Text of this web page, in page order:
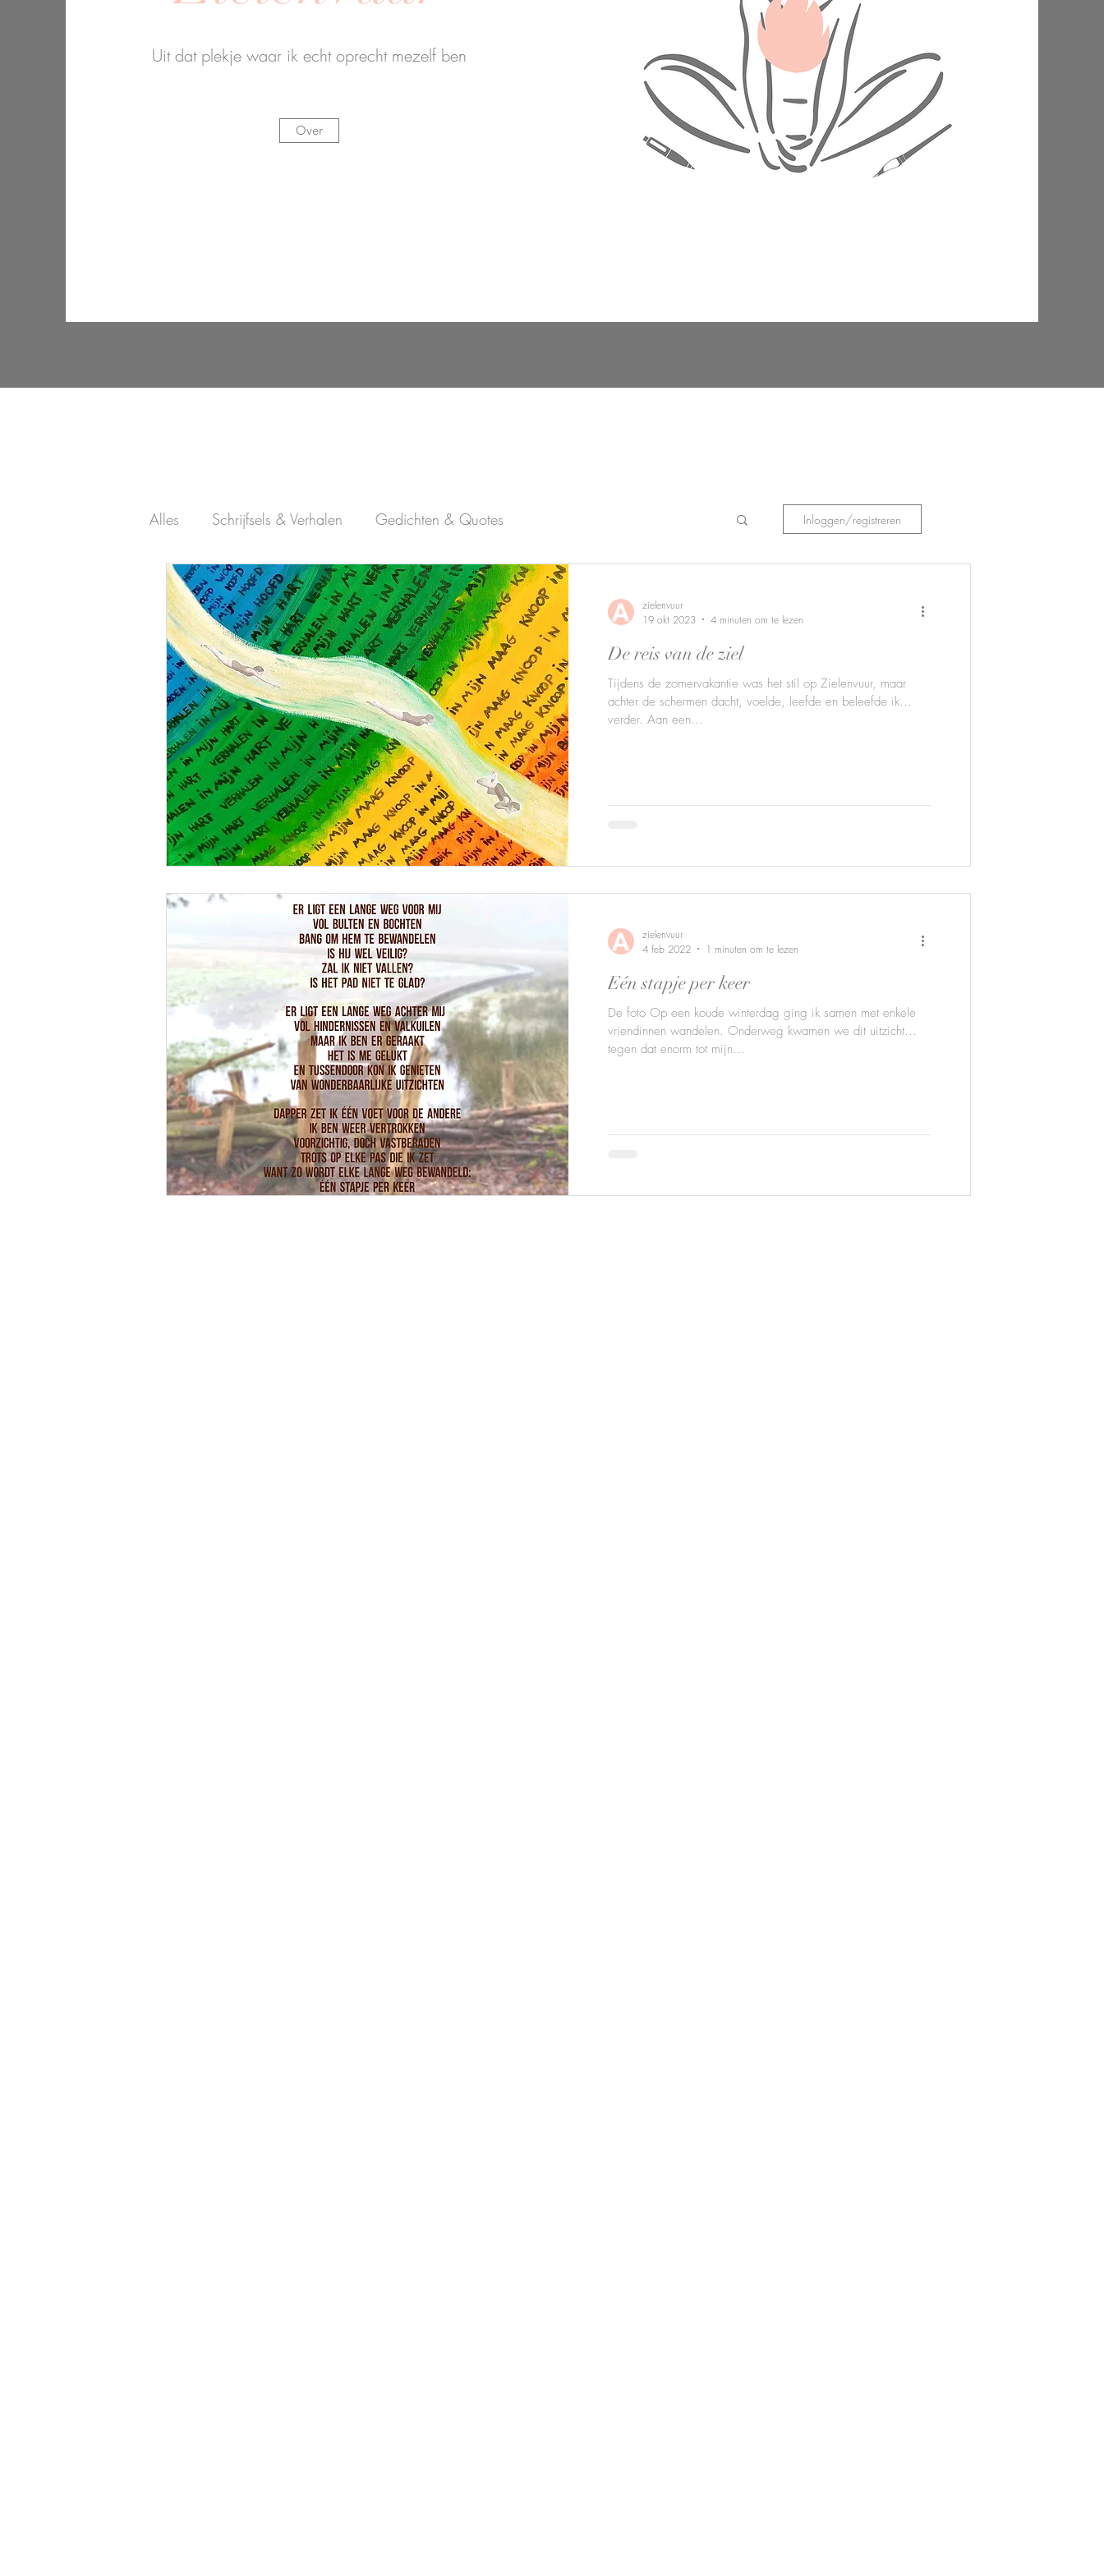
Uit dat plekje waar ik echt oprecht mezelf ben
Over
Alles Schrijfsels & Verhalen Gedichten & Quotes
Schilderijen & Andere creaties
Inloggen/registreren
zielenvuur
19 okt 2023
4 minuten om te lezen
De reis van de ziel
Tijdens de zomervakantie was het stil op Zielenvuur, maar
achter de schermen dacht, voelde, leefde en beleefde ik
verder. Aan een...
zielenvuur
4 feb 2022
1 minuten om te lezen
Eén stapje per keer
De foto Op een koude winterdag ging ik samen met enkele
vriendinnen wandelen. Onderweg kwamen we dit uitzicht
tegen dat enorm tot mijn...